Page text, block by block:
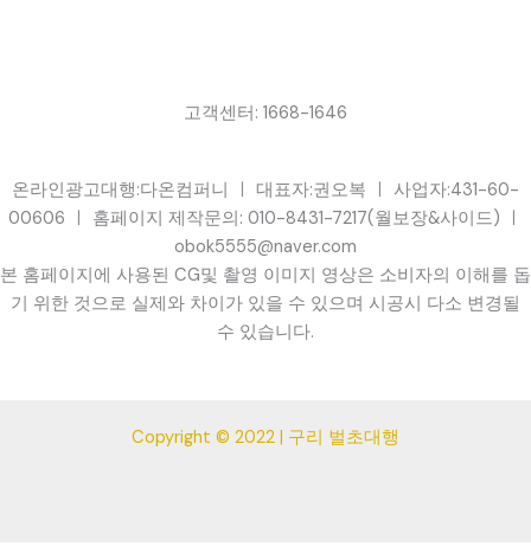
고객센터: 1668-1646
온라인광고대행:다온컴퍼니 ㅣ 대표자:권오복 ㅣ 사업자:431-60-
00606 ㅣ 홈페이지 제작문의: 010-8431-7217(월보장&사이드) ㅣ
obok5555@naver.com
본 홈페이지에 사용된 CG및 촬영 이미지 영상은 소비자의 이해를 돕
기 위한 것으로 실제와 차이가 있을 수 있으며 시공시 다소 변경될
수 있습니다.
Copyright © 2022 | 구리 벌초대행